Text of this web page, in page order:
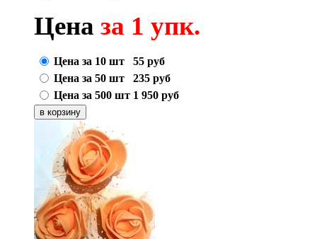
Цена за 1 упк.
Цена за 10 шт 55 руб
Цена за 50 шт
235 руб
Цена за 500 шт 1 950 руб